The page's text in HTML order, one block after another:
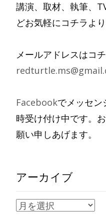
講演、取材、執筆、
どお気軽にコチラよ
メールアドレスはコ
Facebookでメッセン
時受け付け中です。
願い申しあげます。
アーカイブ
ア